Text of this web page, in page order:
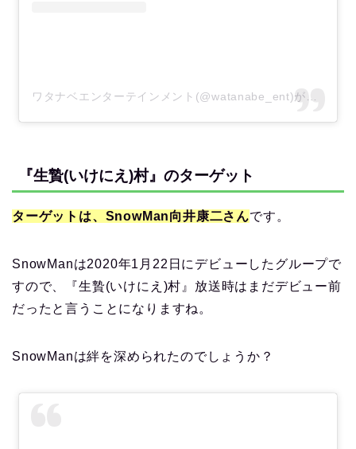
『生贄(いけにえ)村』のターゲット
ターゲットは、SnowMan向井康二さんです。
SnowManは2020年1月22日にデビューしたグループで
すので、『生贄(いけにえ)村』放送時はまだデビュー前
だったと言うことになりますね。
SnowManは絆を深められたのでしょうか？